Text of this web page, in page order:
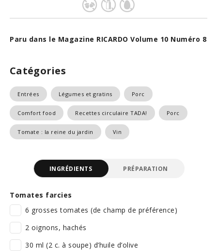
Paru dans le Magazine RICARDO Volume 10 Numéro 8
Catégories
Entrées Légumes et gratins Porc
Comfort food Recettes circulaire TADA! Porc
Tomate : la reine du jardin Vin
INGRÉDIENTS PRÉPARATION
Tomates farcies
6 grosses tomates (de champ de préférence)
2 oignons, hachés
30 ml (2 c. à soupe) d’huile d’olive